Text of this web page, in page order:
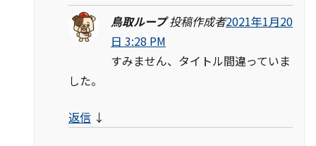
鳥取ループ 投稿作成者2021年1月20
日 3:28 PM
すみません、タイトル間違っていま
した。
返信 ↓